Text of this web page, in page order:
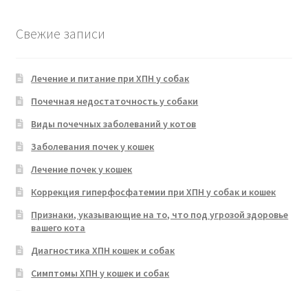
Свежие записи
Лечение и питание при ХПН у собак
Почечная недостаточность у собаки
Виды почечных заболеваний у котов
Заболевания почек у кошек
Лечение почек у кошек
Коррекция гиперфосфатемии при ХПН у собак и кошек
Признаки, указывающие на то, что под угрозой здоровье
вашего кота
Диагностика ХПН кошек и собак
Симптомы ХПН у кошек и собак